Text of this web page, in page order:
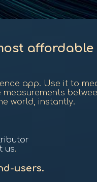
app. Use it to
world, instantly.
us.
users.